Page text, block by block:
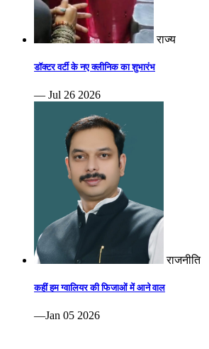
राज्य
डॉक्टर वर्टी के नए क्लीनिक का शुभारंभ
— Jul 26 2026
राजनीति
कहीं हम ग्वालियर की फिजाओं में आने वाल
—Jan 05 2026